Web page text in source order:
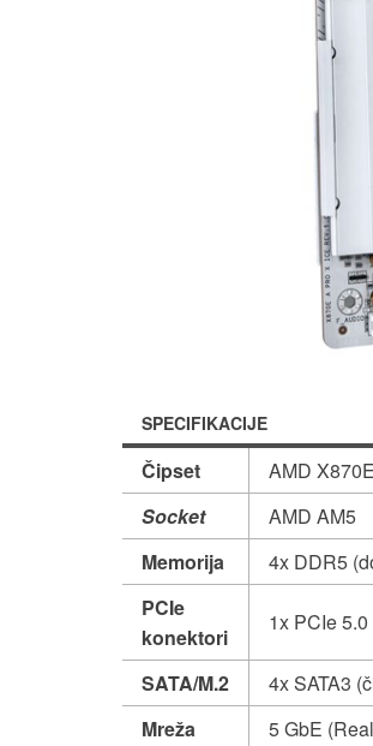
SPECIFIKACIJE
Čipset
AMD X870E
Socket
AMD AM5
Memorija
4x DDR5
PCIe
konektori
1x PCIe
SATA/M.2
4x SATA3
Mreža
5 GbE